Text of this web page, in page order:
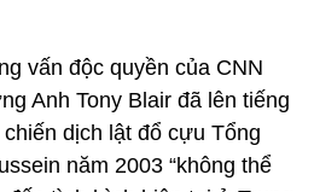
vấn độc quyền của CNN
Anh Tony Blair đã lên tiếng
dịch lật đổ cựu Tổng
năm 2003 “không thể